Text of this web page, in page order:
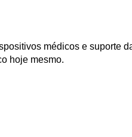
médicos e suporte
hoje mesmo.